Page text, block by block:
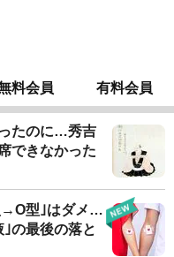
料会員 有料会員
たのに…秀吉
できなかった
→O型｣はダメ…
の最後の落と